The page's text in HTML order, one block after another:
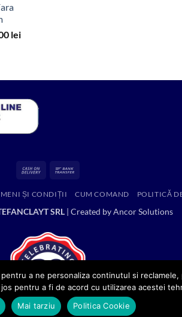
lei.
lei.
leiPrețul
Cash
Delivery
ȘI CONDIȚII CUM COMAND POLITICĂ
SRL| Created byAncor Solutions
a ne personaliza continutul si
pentru a fi de acord cu utilizarea acestei
Mai tarziu Politica Cookie